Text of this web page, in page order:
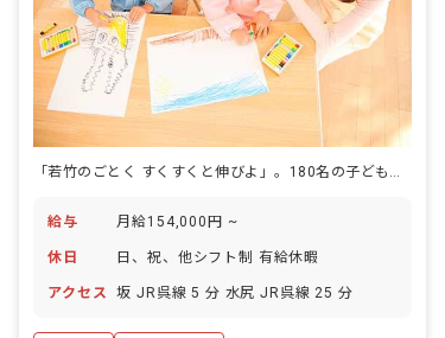
「若竹のごとく すくすくと伸びよ」。180名の子どもたちが、異年齢で育ち合う園です。
給与 月給154,000円 ~
休日 日、祝、他シフト制 有給休暇
アクセス 坂 JR呉線 5 分 水尻 JR呉線 25 分